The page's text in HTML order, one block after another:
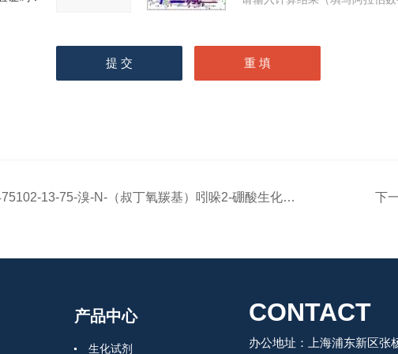
13-75-溴-N-（叔丁氧羰基）吲哚2-硼酸生化试剂 下
产品中心
生化试剂
CONTACT
办公地址：上海浦东新区张